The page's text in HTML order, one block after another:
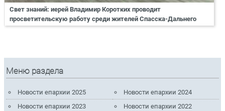
Свет знаний: иерей Владимир Коротких проводит
просветительскую работу среди жителей Спасска-Дальнего
Меню раздела
Новости епархии 2025
Новости епархии 2024
Новости епархии 2023
Новости епархии 2022